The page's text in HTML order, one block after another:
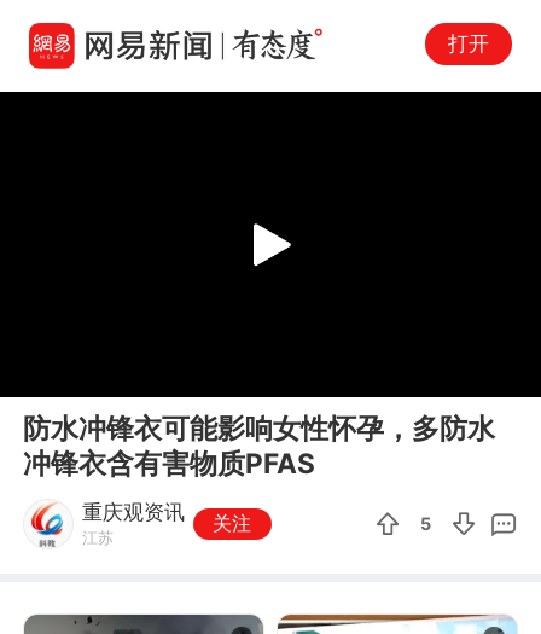
打开
Play
防水冲锋衣可能影响女性怀孕，多防水
冲锋衣含有害物质PFAS
重庆观资讯
江苏
关注 5